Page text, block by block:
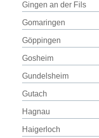
Gingen an der Fils
Gomaringen
Göppingen
Gosheim
Gundelsheim
Gutach
Hagnau
Haigerloch